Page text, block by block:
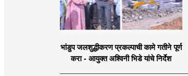
भांडुप जलशुद्धीकरण प्रकल्पाची कामे गतीने पूर्ण
करा - आयुक्त अश्विनी भिडे यांचे निर्देश